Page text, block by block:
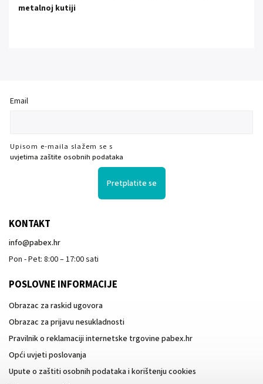
metalnoj kutiji
Email
Upisom e-maila slažem se s
uvjetima zaštite osobnih podataka
Pretplatite se
KONTAKT
info@pabex.hr
Pon - Pet: 8:00 – 17:00 sati
POSLOVNE INFORMACIJE
Obrazac za raskid ugovora
Obrazac za prijavu nesukladnosti
Pravilnik o reklamaciji internetske trgovine pabex.hr
Opći uvjeti poslovanja
Upute o zaštiti osobnih podataka i korištenju cookies